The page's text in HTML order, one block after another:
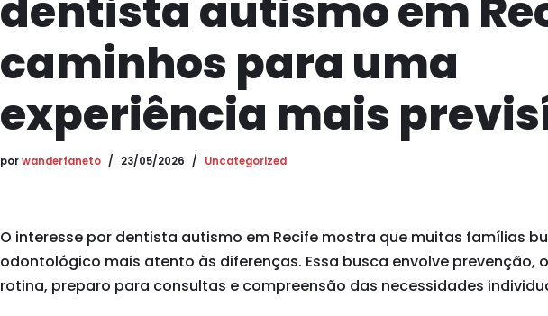
dentista autismo em
caminhos para uma
experiência mais
porwanderfaneto 23/05/2026 Uncategorized
O interesse por dentista autismo em Recife mostra que muitas famílias
odontológico mais atento às diferenças. Essa busca envolve prevenção,
rotina, preparo para consultas e compreensão das necessidades